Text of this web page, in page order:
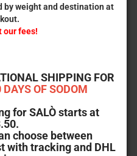
by weight and destination at
our fees!
SHIPPING FOR
OF SODOM
for SALÒ starts at
choose between
with tracking and DHL